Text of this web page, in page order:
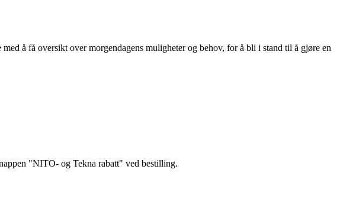
å få oversikt over morgendagens muligheter og behov, for å bli i stand til å gjøre en
"NITO- og Tekna rabatt" ved bestilling.